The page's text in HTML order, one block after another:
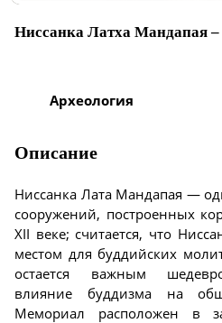
Ниссанка Латха Мандапая
Археология
Описание
Ниссанка Лата Мандапая —
сооружений, построенных
XII веке; считается, что
местом для буддийских
остается важным
влияние буддизма на
Мемориал расположен в